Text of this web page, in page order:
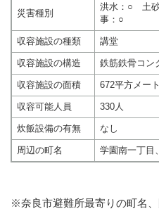
災害種別
洪水：○ 土
事：○
収容施設の種類 講堂
収容施設の構造 鉄筋鉄骨コン
収容施設の面積 672平方メー
収容可能人員 330人
炊飯設備の有無 なし
周辺の町名 学園南一丁目
※奈良市避難所最寄りの町名